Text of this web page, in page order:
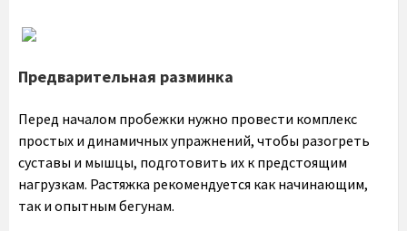
Предварительная разминка
Перед началом пробежки нужно провести комплекс
простых и динамичных упражнений, чтобы разогреть
суставы и мышцы, подготовить их к предстоящим
нагрузкам. Растяжка рекомендуется как начинающим,
так и опытным бегунам.